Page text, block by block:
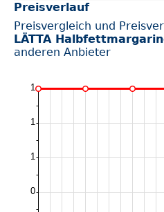
Preisverlauf
Preisvergleich und
LÄTTA
anderen Anbieter